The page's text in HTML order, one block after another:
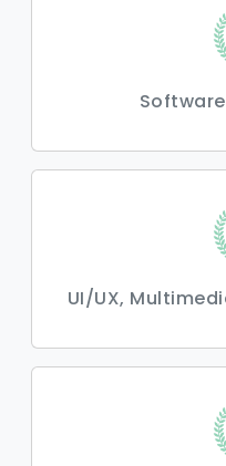
UI/UX,